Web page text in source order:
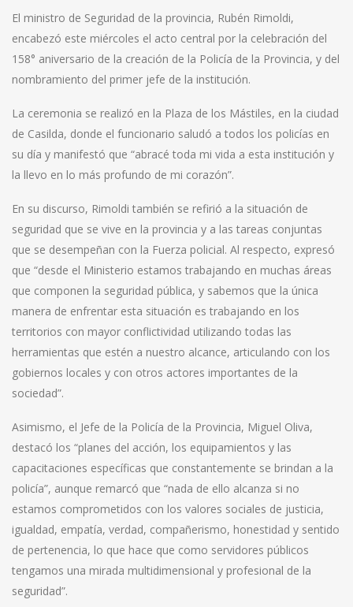
El ministro de Seguridad de la provincia, Rubén Rimoldi,
encabezó este miércoles el acto central por la celebración del
158° aniversario de la creación de la Policía de la Provincia, y del
nombramiento del primer jefe de la institución.
La ceremonia se realizó en la Plaza de los Mástiles, en la ciudad
de Casilda, donde el funcionario saludó a todos los policías en
su día y manifestó que “abracé toda mi vida a esta institución y
la llevo en lo más profundo de mi corazón”.
En su discurso, Rimoldi también se refirió a la situación de
seguridad que se vive en la provincia y a las tareas conjuntas
que se desempeñan con la Fuerza policial. Al respecto, expresó
que “desde el Ministerio estamos trabajando en muchas áreas
que componen la seguridad pública, y sabemos que la única
manera de enfrentar esta situación es trabajando en los
territorios con mayor conflictividad utilizando todas las
herramientas que estén a nuestro alcance, articulando con los
gobiernos locales y con otros actores importantes de la
sociedad”.
Asimismo, el Jefe de la Policía de la Provincia, Miguel Oliva,
destacó los “planes del acción, los equipamientos y las
capacitaciones específicas que constantemente se brindan a la
policía”, aunque remarcó que “nada de ello alcanza si no
estamos comprometidos con los valores sociales de justicia,
igualdad, empatía, verdad, compañerismo, honestidad y sentido
de pertenencia, lo que hace que como servidores públicos
tengamos una mirada multidimensional y profesional de la
seguridad”.